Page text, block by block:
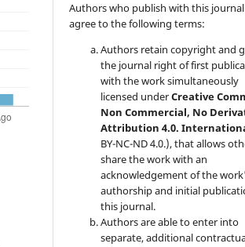
Authors who publish with this journal
agree to the following terms:
Authors retain copyright and
the journal right of first
with the work simultaneously
licensed underCreative
Non Commercial, No
Attribution 4.0.
BY-NC-ND 4.0.), that allows
share the work with an
acknowledgement of the
authorship and initial
this journal.
Authors are able to enter into
separate, additional